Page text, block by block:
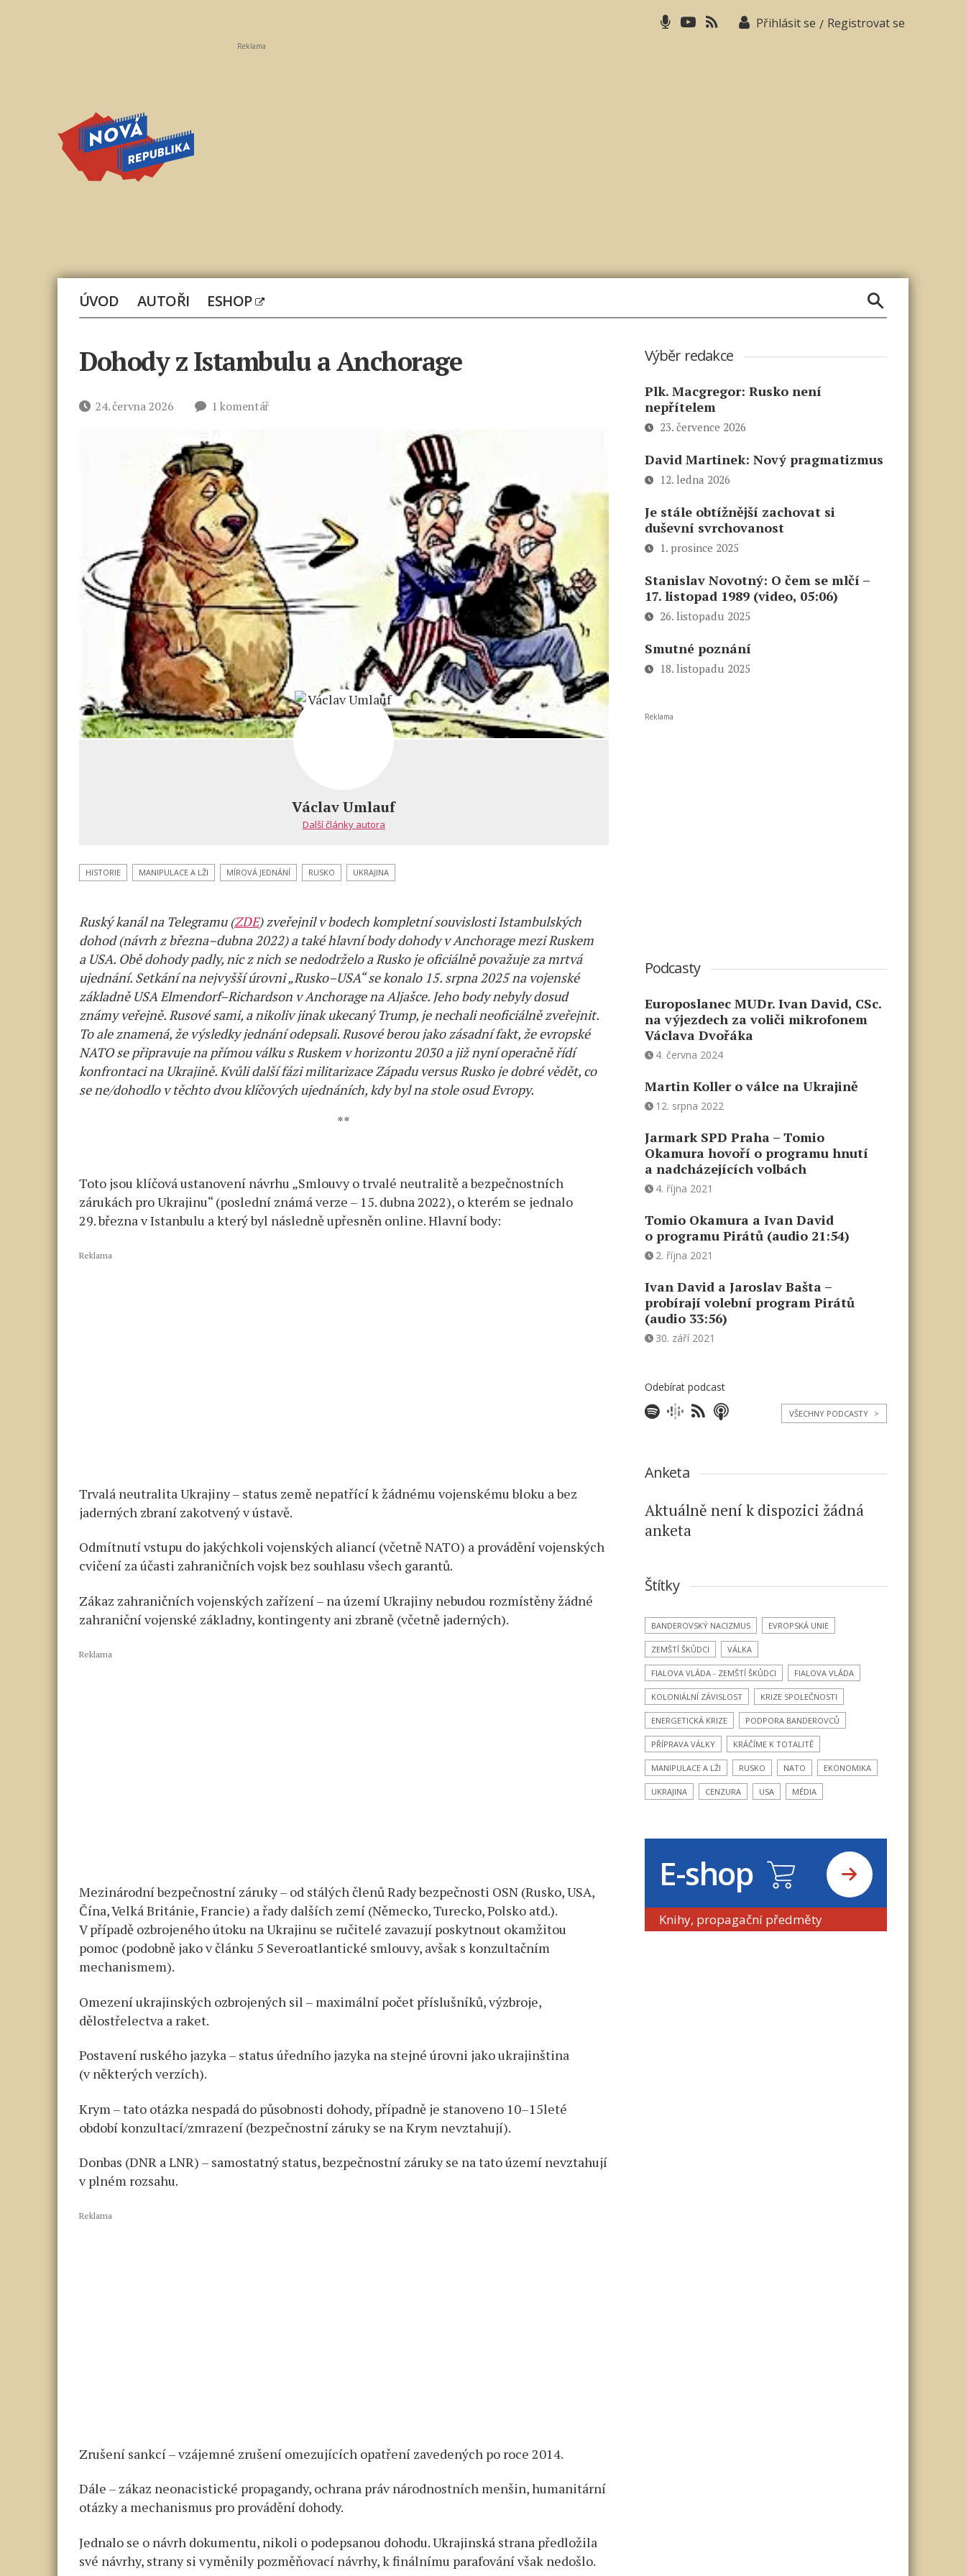
Přihlásit se / Registrovat se
Reklama
ÚVOD AUTOŘI ESHOP
Dohody z Istambulu a Anchorage
Datum24. června 2026 1 komentářu
Václav Umlauf
Další články autora
HISTORIE MANIPULACE A LŽI MÍROVÁ JEDNÁNÍ RUSKO UKRAJINA
Ruský kanál na Telegramu (ZDE) zveřejnil v bodech kompletní souvislosti Istambulských
dohod (návrh z března–dubna 2022) a také hlavní body dohody v Anchorage mezi Ruskem
a USA. Obě dohody padly, nic z nich se nedodrželo a Rusko je oficiálně považuje za mrtvá
ujednání. Setkání na nejvyšší úrovni „Rusko–USA“ se konalo 15. srpna 2025 na vojenské
základně USA Elmendorf–Richardson v Anchorage na Aljašce. Jeho body nebyly dosud
známy veřejně. Rusové sami, a nikoliv jinak ukecaný Trump, je nechali neoficiálně zveřejnit.
To ale znamená, že výsledky jednání odepsali. Rusové berou jako zásadní fakt, že evropské
NATO se připravuje na přímou válku s Ruskem v horizontu 2030 a již nyní operačně řídí
konfrontaci na Ukrajině. Kvůli další fázi militarizace Západu versus Rusko je dobré vědět, co
se ne/dohodlo v těchto dvou klíčových ujednáních, kdy byl na stole osud Evropy.
**
Toto jsou klíčová ustanovení návrhu „Smlouvy o trvalé neutralitě a bezpečnostních
zárukách pro Ukrajinu“ (poslední známá verze – 15. dubna 2022), o kterém se jednalo
29. března v Istanbulu a který byl následně upřesněn online. Hlavní body:
Reklama
Trvalá neutralita Ukrajiny – status země nepatřící k žádnému vojenskému bloku a bez
jaderných zbraní zakotvený v ústavě.
Odmítnutí vstupu do jakýchkoli vojenských aliancí (včetně NATO) a provádění vojenských
cvičení za účasti zahraničních vojsk bez souhlasu všech garantů.
Zákaz zahraničních vojenských zařízení – na území Ukrajiny nebudou rozmístěny žádné
zahraniční vojenské základny, kontingenty ani zbraně (včetně jaderných).
Reklama
Mezinárodní bezpečnostní záruky – od stálých členů Rady bezpečnosti OSN (Rusko, USA,
Čína, Velká Británie, Francie) a řady dalších zemí (Německo, Turecko, Polsko atd.).
V případě ozbrojeného útoku na Ukrajinu se ručitelé zavazují poskytnout okamžitou
pomoc (podobně jako v článku 5 Severoatlantické smlouvy, avšak s konzultačním
mechanismem).
Omezení ukrajinských ozbrojených sil – maximální počet příslušníků, výzbroje,
dělostřelectva a raket.
Postavení ruského jazyka – status úředního jazyka na stejné úrovni jako ukrajinština
(v některých verzích).
Krym – tato otázka nespadá do působnosti dohody, případně je stanoveno 10–15leté
období konzultací/zmrazení (bezpečnostní záruky se na Krym nevztahují).
Donbas (DNR a LNR) – samostatný status, bezpečnostní záruky se na tato území nevztahují
v plném rozsahu.
Reklama
Zrušení sankcí – vzájemné zrušení omezujících opatření zavedených po roce 2014.
Dále – zákaz neonacistické propagandy, ochrana práv národnostních menšin, humanitární
otázky a mechanismus pro provádění dohody.
Jednalo se o návrh dokumentu, nikoli o podepsanou dohodu. Ukrajinská strana předložila
své návrhy, strany si vyměnily pozměňovací návrhy, k finálnímu parafování však nedošlo.
Výběr redakce
Plk. Macgregor: Rusko není
nepřítelem
23. července 2026
David Martinek: Nový pragmatizmus
12. ledna 2026
Je stále obtížnější zachovat si
duševní svrchovanost
1. prosince 2025
Stanislav Novotný: O čem se mlčí –
17. listopad 1989 (video, 05:06)
26. listopadu 2025
Smutné poznání
18. listopadu 2025
Reklama
Podcasty
Europoslanec MUDr. Ivan David, CSc.
na výjezdech za voliči mikrofonem
Václava Dvořáka
4. června 2024
Martin Koller o válce na Ukrajině
12. srpna 2022
Jarmark SPD Praha – Tomio
Okamura hovoří o programu hnutí
a nadcházejících volbách
4. října 2021
Tomio Okamura a Ivan David
o programu Pirátů (audio 21:54)
2. října 2021
Ivan David a Jaroslav Bašta –
probírají volební program Pirátů
(audio 33:56)
30. září 2021
Odebírat podcast
VŠECHNY PODCASTY >
Anketa
Aktuálně není k dispozici žádná
anketa
Štítky
BANDEROVSKÝ NACIZMUS EVROPSKÁ UNIE
ZEMŠTÍ ŠKŮDCI VÁLKA
FIALOVA VLÁDA - ZEMŠTÍ ŠKŮDCI FIALOVA VLÁDA
KOLONIÁLNÍ ZÁVISLOST KRIZE SPOLEČNOSTI
ENERGETICKÁ KRIZE PODPORA BANDEROVCŮ
PŘÍPRAVA VÁLKY KRÁČÍME K TOTALITĚ
MANIPULACE A LŽI RUSKO NATO EKONOMIKA
UKRAJINA CENZURA USA MÉDIA
E-shop
Knihy, propagační předměty